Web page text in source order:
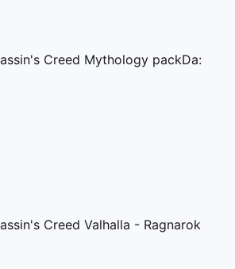
Creed Mythology packDa:
Creed Valhalla - Ragnarok